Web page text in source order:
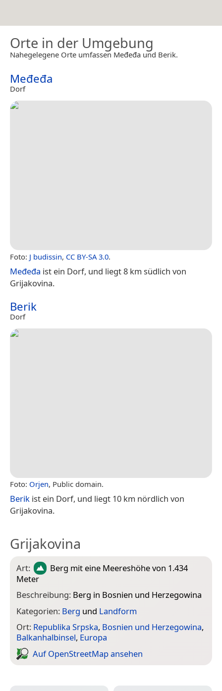
Orte in der Umgebung
Nahegelegene Orte umfassen Međeđa und Berik.
Međeđa
Dorf
Foto: J budissin, CC BY-SA 3.0.
Međeđa ist ein Dorf, und liegt 8 km südlich von
Grijakovina.
Berik
Dorf
Foto: Orjen, Public domain.
Berik ist ein Dorf, und liegt 10 km nördlich von
Grijakovina.
Grijakovina
Art: Berg mit eine Meereshöhe von 1.434
Meter
Beschreibung: Berg in Bosnien und Herzegowina
Kategorien: Berg und Landform
Ort: Republika Srpska, Bosnien und Herzegowina,
Balkanhalbinsel, Europa
Auf Open­Street­Map ansehen